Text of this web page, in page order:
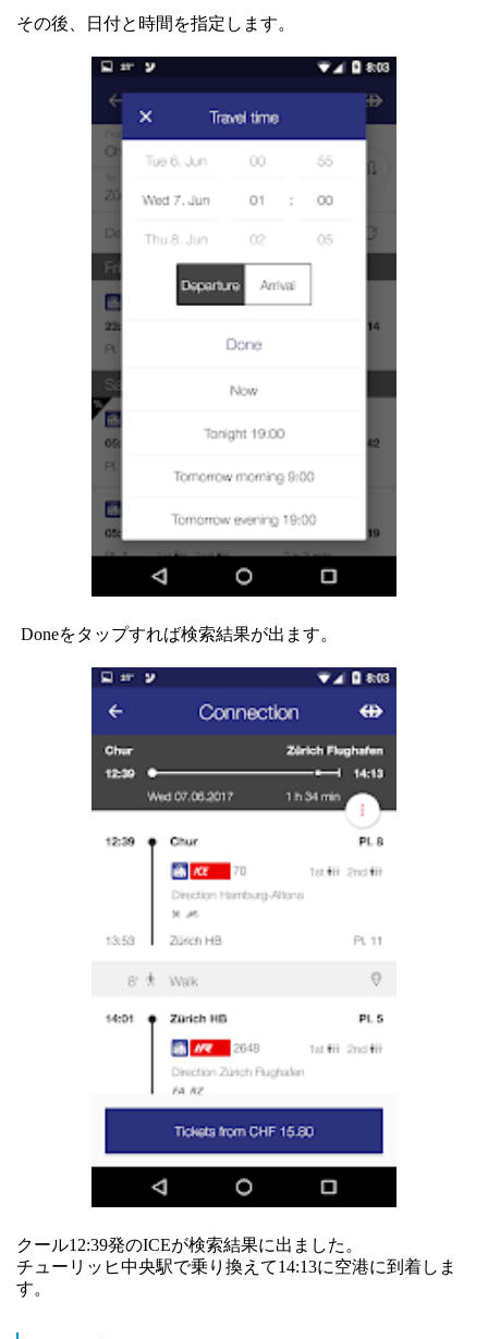
その後、日付と時間を指定します。
Doneをタップすれば検索結果が出ます。
クール12:39発のICEが検索結果に出ました。
チューリッヒ中央駅で乗り換えて14:13に空港に到着しま
す。